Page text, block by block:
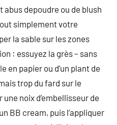
depoudre ou de blush
simplement votre
la sable sur les zones
: essuyez la grès – sans
en papier ou d’un plant de
trop du fard sur le
noix d’embellisseur de
BB cream, puis l’appliquer